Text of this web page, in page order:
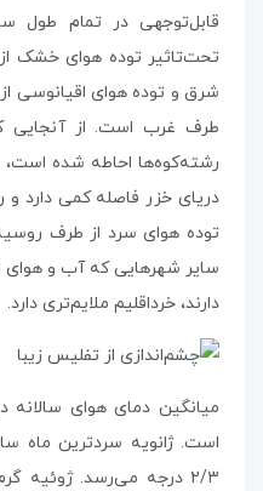
قابل‌توجهی در تمام طول
تحت‌تاثیر توده هوای خشک
شرق و توده هوای اقیانوسی
طرف غرب است. از آنجایی
رشته‌کوه‌ها احاطه شده است،
دریای خزر فاصله‌ کمی دارد و
توده هوای سرد از طرف
سایر شهرهایی که آب و هوای
دارند، خرداقلیم ملایم‌تری دارد.
است. ژانویه سردترین ماه
۲/۳ درجه می‌رسد. ژوئیه